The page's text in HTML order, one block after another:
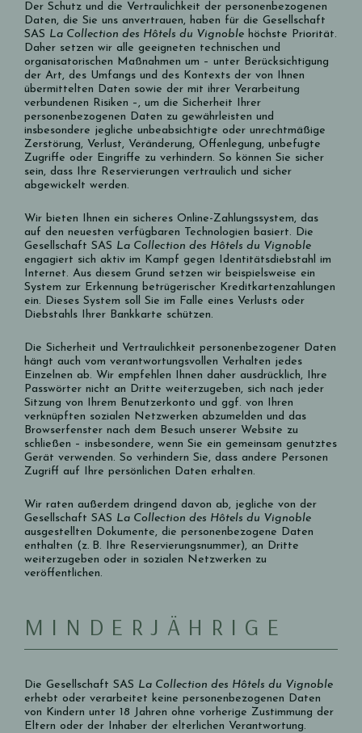
Der Schutz und die Vertraulichkeit der personenbezogenen
Daten, die Sie uns anvertrauen, haben für die Gesellschaft
SAS La Collection des Hôtels du Vignoblehöchste Priorität.
Daher setzen wir alle geeigneten technischen und
organisatorischen Maßnahmen um – unter Berücksichtigung
der Art, des Umfangs und des Kontexts der von Ihnen
übermittelten Daten sowie der mit ihrer Verarbeitung
verbundenen Risiken –, um die Sicherheit Ihrer
personenbezogenen Daten zu gewährleisten und
insbesondere jegliche unbeabsichtigte oder unrechtmäßige
Zerstörung, Verlust, Veränderung, Offenlegung, unbefugte
Zugriffe oder Eingriffe zu verhindern. So können Sie sicher
sein, dass Ihre Reservierungen vertraulich und sicher
abgewickelt werden.
Wir bieten Ihnen ein sicheres Online-Zahlungssystem, das
auf den neuesten verfügbaren Technologien basiert. Die
Gesellschaft SAS La Collection des Hôtels du Vignoble
engagiert sich aktiv im Kampf gegen Identitätsdiebstahl im
Internet. Aus diesem Grund setzen wir beispielsweise ein
System zur Erkennung betrügerischer Kreditkartenzahlungen
ein. Dieses System soll Sie im Falle eines Verlusts oder
Diebstahls Ihrer Bankkarte schützen.
Die Sicherheit und Vertraulichkeit personenbezogener Daten
hängt auch vom verantwortungsvollen Verhalten jedes
Einzelnen ab. Wir empfehlen Ihnen daher ausdrücklich, Ihre
Passwörter nicht an Dritte weiterzugeben, sich nach jeder
Sitzung von Ihrem Benutzerkonto und ggf. von Ihren
verknüpften sozialen Netzwerken abzumelden und das
Browserfenster nach dem Besuch unserer Website zu
schließen – insbesondere, wenn Sie ein gemeinsam genutztes
Gerät verwenden. So verhindern Sie, dass andere Personen
Zugriff auf Ihre persönlichen Daten erhalten.
Wir raten außerdem dringend davon ab, jegliche von der
Gesellschaft SAS La Collection des Hôtels du Vignoble
ausgestellten Dokumente, die personenbezogene Daten
enthalten (z. B. Ihre Reservierungsnummer), an Dritte
weiterzugeben oder in sozialen Netzwerken zu
veröffentlichen.
MINDERJÄHRIGE
Die Gesellschaft SAS La Collection des Hôtels du Vignoble
erhebt oder verarbeitet keine personenbezogenen Daten
von Kindern unter 18 Jahren ohne vorherige Zustimmung der
Eltern oder der Inhaber der elterlichen Verantwortung.